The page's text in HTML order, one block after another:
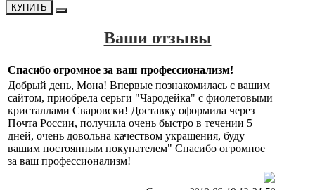
КУПИТЬ
Ваши отзывы
Спасибо огромное за ваш профессионализм!
Добрый день, Мона! Впервые познакомилась с вашим
сайтом, приобрела серьги "Чародейка" с фиолетовыми
кристаллами Сваровски! Доставку оформила через
Почта России, получила очень быстро в течении 5
дней, очень довольна качеством украшения, буду
вашим постоянным покупателем" Спасибо огромное
за ваш профессионализм!